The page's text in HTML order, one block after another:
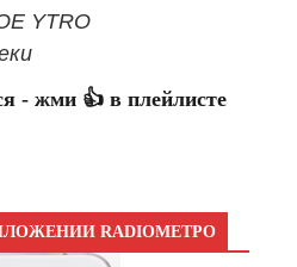
YTRO
- жми 👍 в плейлисте
RADIOМЕТРО